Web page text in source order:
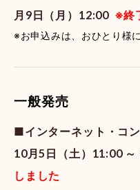
月9日（月）12:00 ※終
※お申込みは、おひとり様
一般発売
■インターネット・コ
10月5日（土）11:00
しました